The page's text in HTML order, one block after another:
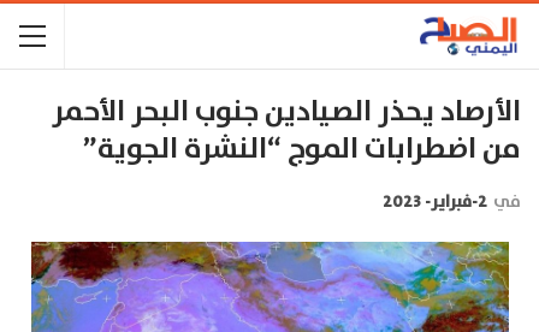
الأرصاد يحذر الصيادين جنوب البحر الأحمر
من اضطرابات الموج “النشرة الجوية”
في 2-فبراير- 2023